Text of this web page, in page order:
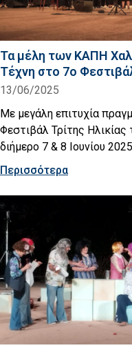
Τα μέλη των ΚΑΠΗ
Τέχνη στο 7ο
13/06/2025
Με μεγάλη επιτυχία
Φεστιβάλ Τρίτης
διήμερο 7 & 8 Ιουνίου
Περισσότερα